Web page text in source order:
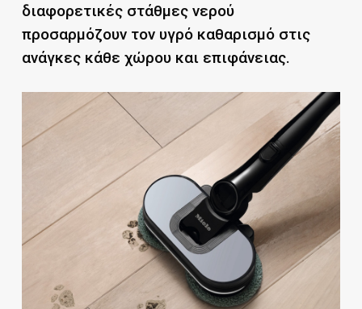
διαφορετικές στάθμες νερού
προσαρμόζουν τον υγρό καθαρισμό στις
ανάγκες κάθε χώρου και επιφάνειας.